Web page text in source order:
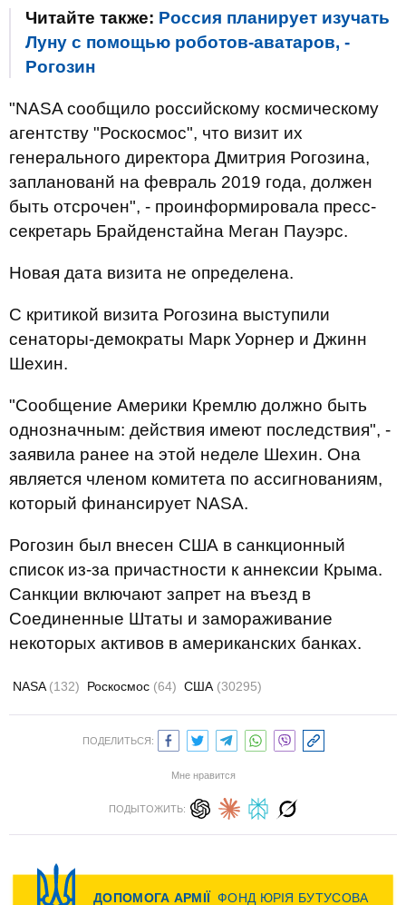
Читайте также: Россия планирует изучать
Луну с помощью роботов-аватаров, -
Рогозин
"NASA сообщило российскому космическому
агентству "Роскосмос", что визит их
генерального директора Дмитрия Рогозина,
запланованй на февраль 2019 года, должен
быть отсрочен", - проинформировала пресс-
секретарь Брайденстайна Меган Пауэрс.
Новая дата визита не определена.
С критикой визита Рогозина выступили
сенаторы-демократы Марк Уорнер и Джинн
Шехин.
"Сообщение Америки Кремлю должно быть
однозначным: действия имеют последствия", -
заявила ранее на этой неделе Шехин. Она
является членом комитета по ассигнованиям,
который финансирует NASA.
Рогозин был внесен США в санкционный
список из-за причастности к аннексии Крыма.
Санкции включают запрет на въезд в
Соединенные Штаты и замораживание
некоторых активов в американских банках.
NASA (132) Роскосмос (64) США (30295)
ПОДЕЛИТЬСЯ:
Мне нравится
ПОДЫТОЖИТЬ: